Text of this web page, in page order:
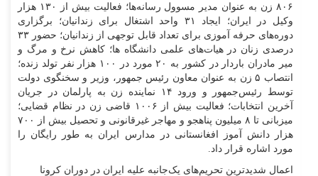
۸۰۶ زن به عنوان مدیر مسوول رسانه‌ها؛ فعالیت بیش از ۱۳۰ هزار
وکیل در ایران؛ ایجاد ۳۱ واحد اشتغال برای زندانیان؛ برگزاری
دوره‌های حرفه آموزی برای تعداد قابل توجهی از زندانیان؛ حضور ۳۳
درصدی زنان در هیات‌های علمی دانشگاه ها؛ کاهش نرخ و مرگ و
میر مادران باردار در کشور به ۲۰ مورد در ۱۰۰ هزار نفر تولد زنده؛
انتصاب ۵ زن به عنوان معاون رئیس جمهور‏، وزیر و سخنگوی دولت
توسط رئیس‌جمهور و ورود ۱۴ نماینده زن به پارلمان در جریان
آخرین انتخابات؛ فعالیت بیش از ۱۰۰۶ قاضی زن در نظام قضایی؛
میزبانی تا ۸ میلیون پناهجو و مهاجر غیرقانونی و تحصیل بیش از ۷۰۰
هزار دانش آموز افغانستانی در مدارس ایران به طور رایگان را
مورد اشاره قرار داد.
اعمال شدیدترین تحریم‌های یک‌جانبه علیه ایران در دوران کرونا